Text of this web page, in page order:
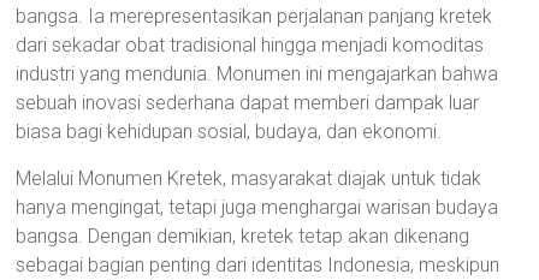
bangsa. Ia merepresentasikan perjalanan panjang kretek
dari sekadar obat tradisional hingga menjadi komoditas
industri yang mendunia. Monumen ini mengajarkan bahwa
sebuah inovasi sederhana dapat memberi dampak luar
biasa bagi kehidupan sosial, budaya, dan ekonomi.
Melalui Monumen Kretek, masyarakat diajak untuk tidak
hanya mengingat, tetapi juga menghargai warisan budaya
bangsa. Dengan demikian, kretek tetap akan dikenang
sebagai bagian penting dari identitas Indonesia, meskipun